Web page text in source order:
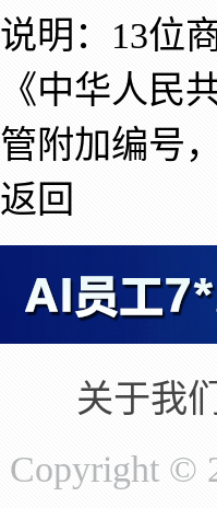
说明：13位
《中华人民
管附加编号
返回
关于我们
Copyright ©